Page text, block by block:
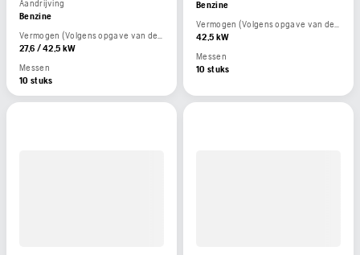
Aandrijving
Benzine
Vermogen (Volgens opgave van de motorfabrikant)
27,6 / 42,5 kW
Messen
10 stuks
Benzine
Vermogen (Volgens opgave van de motorfabrikant)
42,5 kW
Messen
10 stuks